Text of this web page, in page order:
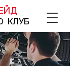
КЛУБ